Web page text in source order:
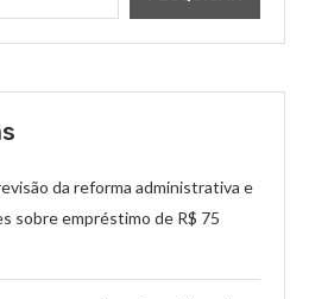
da reforma administrativa e
sobre empréstimo de R$ 75